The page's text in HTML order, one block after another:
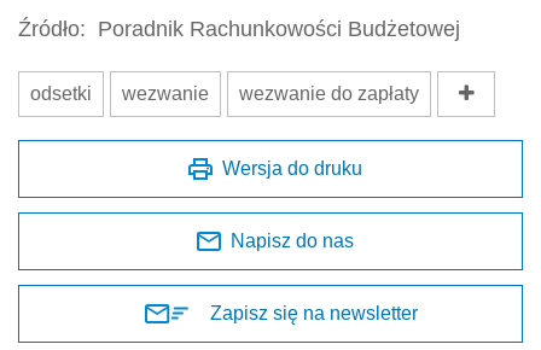
Źródło: Poradnik Rachunkowości Budżetowej
odsetki wezwanie wezwanie do zapłaty
Wersja do druku
Napisz do nas
Zapisz się na newsletter